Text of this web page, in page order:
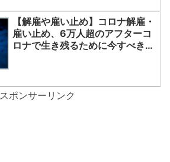
【解雇や雇い止め】コロナ解雇・
雇い止め、6万人超のアフターコ
ロナで生き残るために今すべきこ
スポンサーリンク